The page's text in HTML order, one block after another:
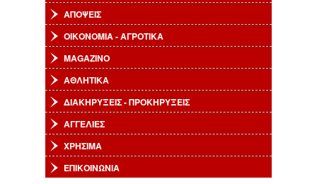
ΑΠΟΨΕΙΣ
ΟΙΚΟΝΟΜΙΑ - ΑΓΡΟΤΙΚΑ
MAGAZINO
ΑΘΛΗΤΙΚΑ
ΔΙΑΚΗΡΥΞΕΙΣ - ΠΡΟΚΗΡΥΞΕΙΣ
ΑΓΓΕΛΙΕΣ
ΧΡΗΣΙΜΑ
ΕΠΙΚΟΙΝΩΝΙΑ